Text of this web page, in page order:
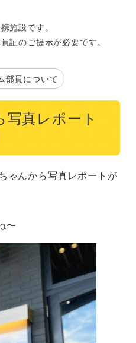
施設です。
証のご提示が必要です。
部員について
写真レポート
ゃんから写真レポートが
〜